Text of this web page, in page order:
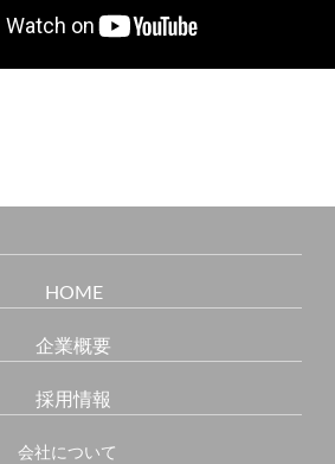
HOME
企業概要
採用情報
会社について